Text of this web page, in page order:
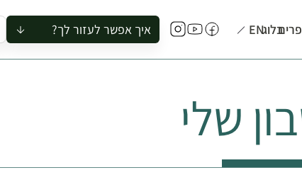
בלוגEN איך אפשר לעזור לך?
להזמין סיור לקבוצה
לתאם ביקור בצריף
שלי